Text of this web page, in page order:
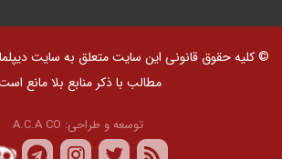
© کلیه حقوق قانونی این سایت متعلق به سایت
مطالب با ذکر منابع بلا مانع
توسعه و طراحی: A.C.A CO